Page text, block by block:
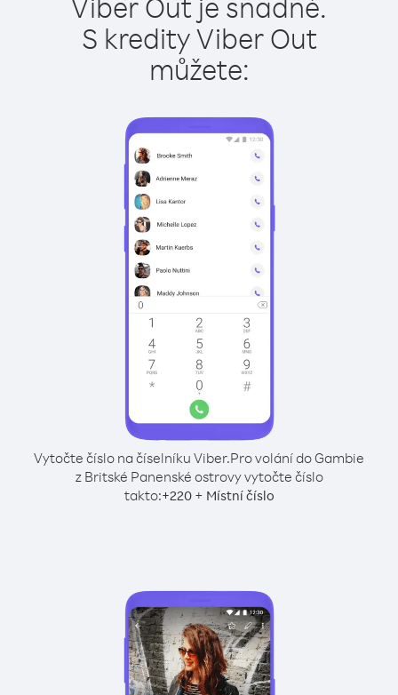
S kredity Viber Out
můžete:
Vytočte číslo na číselníku Viber.Pro volání do Gambie
z Britské Panenské ostrovy vytočte číslo
takto:+220+ Místní číslo